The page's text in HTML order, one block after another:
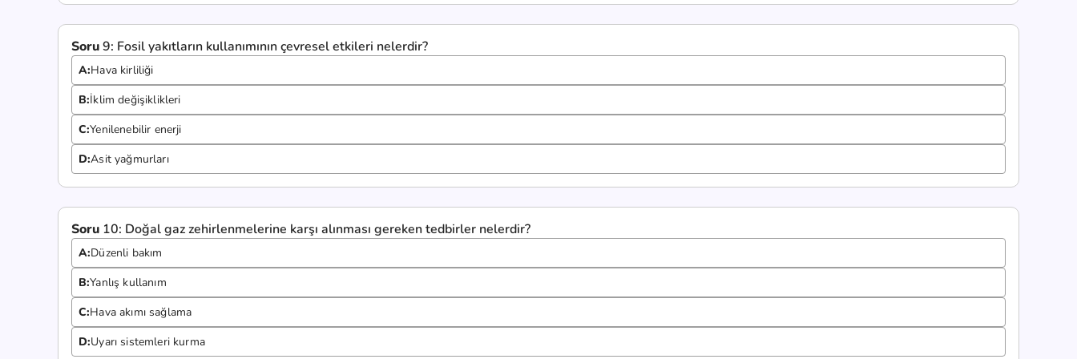
Soru9: Fosil yakıtların kullanımının çevresel etkileri nelerdir?
A:Hava kirliliği
B:İklim değişiklikleri
C:Yenilenebilir enerji
D:Asit yağmurları
Soru 10: Doğal gaz zehirlenmelerine karşı alınması gereken tedbirler nelerdir?
A:Düzenli bakım
B:Yanlış kullanım
C:Hava akımı sağlama
D:Uyarı sistemleri kurma